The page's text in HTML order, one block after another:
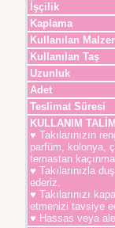
İşçilik
Kaplama
Kullanılan
Kullanılan Taş
Uzunluk
Adet
Teslimat Süresi
KULLANIM
♥ Takılarınızın
parfüm, kolonya,
temastan
♥ Takılarınızla
ederiz.
♥ Takılarınızı
etmenizi tavsiye
♥ Hassas veya